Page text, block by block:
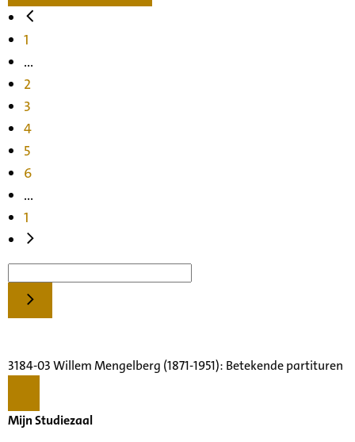
1
...
2
3
4
5
6
...
1
3184-03 Willem Mengelberg (1871-1951): Betekende partituren
Mijn Studiezaal